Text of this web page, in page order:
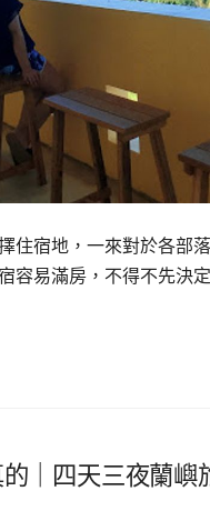
住宿地，一來對於各部
容易滿房，不得不先決
｜四天三夜蘭嶼